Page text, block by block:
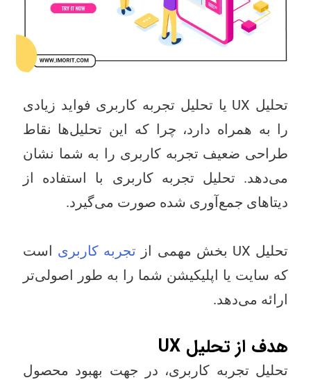
تحلیل UX یا تحلیل تجربه کاربری فواید زیادی
را به همراه دارد، چرا که این تحلیل‌ها نقاط
طراحی ضعیف تجربه کاربری را به شما نشان
می‌دهد. تحلیل تجربه کاربری با استفاده از
دیتاهای جمع‌آوری شده صورت می‌گیرد.
تحلیل UX بخش مهمی از تجربه کاربری است
که سایت یا اپلیکیشن شما را به طور اصولی‌تر
ارائه می‌دهد.
هدف از تحلیل UX
تحلیل تجربه کاربری، در جهت بهبود محصول